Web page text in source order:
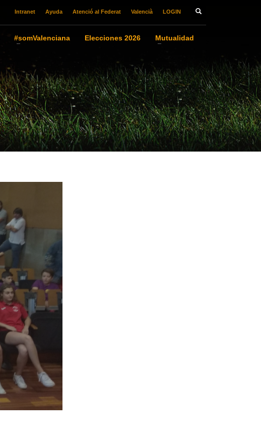
Intranet Ayuda Atenció al Federat Valencià LOGIN
#somValenciana Elecciones 2026
Mutualidad